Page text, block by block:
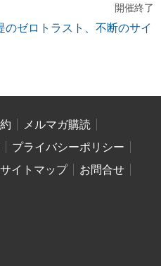
開催終了
のゼロトラスト、不断のサイ
メルマガ購読
プライバシーポリシー
サイトマップ
お問合せ